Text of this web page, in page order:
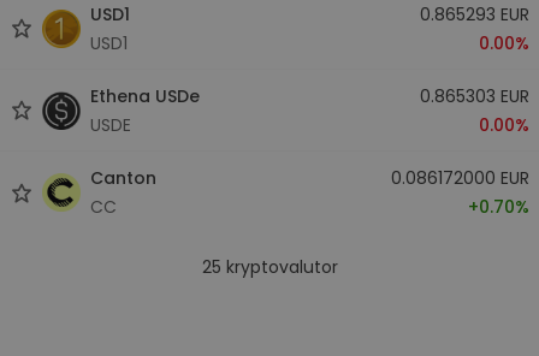
USD1
USD1
0.865293 EUR
0.00%
Ethena USDe
USDE
0.865303 EUR
0.00%
Canton
CC
0.086172000 EUR
+0.70%
25 kryptovalutor